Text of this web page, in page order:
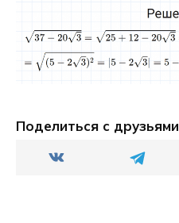
Поделиться с друзьями